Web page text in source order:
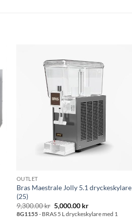
OUTLET
Bras Maestrale Jolly 5.1 dryckeskylare
(25)
9,300.00kr Det
ursprungliga
5,000.00 krDet
nuvarande
8G1155- BRAS 5 L dryckeskylare med 1